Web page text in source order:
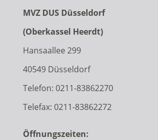
MVZ DUS Düsseldorf
(Oberkassel Heerdt)
Hansaallee 299
40549 Düsseldorf
Telefon: 0211-83862270
Telefax: 0211-83862272
Öffnungszeiten: